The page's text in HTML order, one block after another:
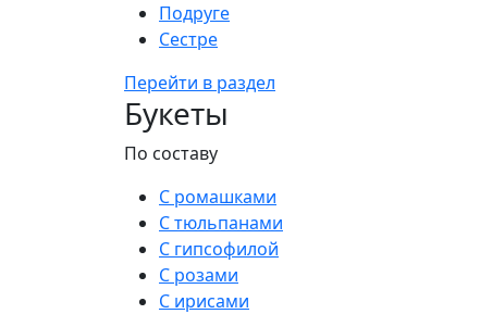
Подруге
Сестре
Перейти в раздел
Букеты
По составу
С ромашками
С тюльпанами
С гипсофилой
С розами
С ирисами